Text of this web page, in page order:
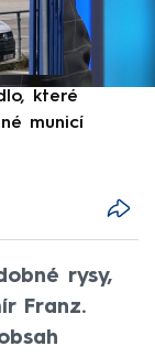
které
municí
rysy,
Franz.